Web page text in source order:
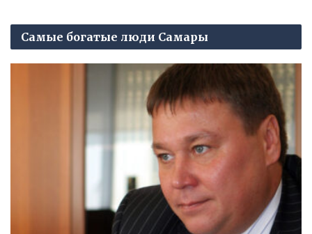
Самые богатые люди Самары